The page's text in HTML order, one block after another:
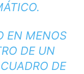
EN MENOS
DE UN
DE